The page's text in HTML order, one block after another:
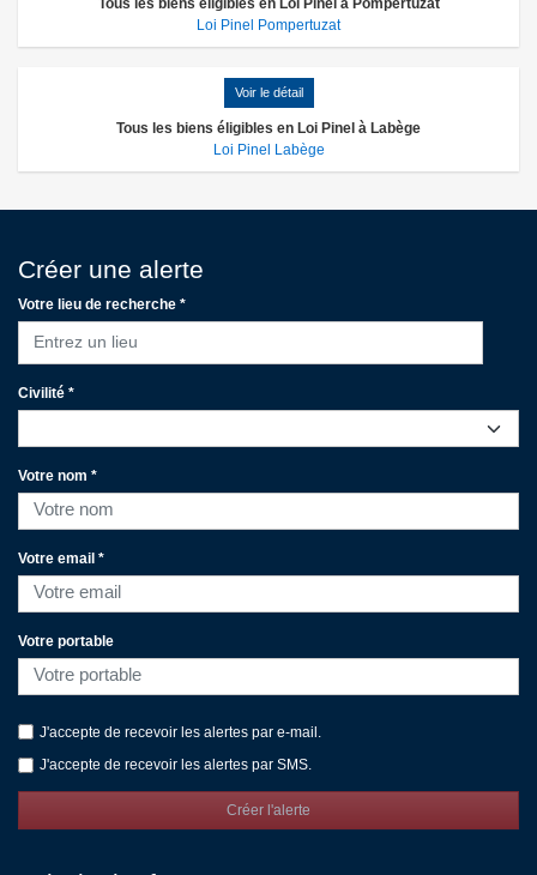
Loi Pinel Pompertuzat
Voir le détail
Tous les biens éligibles en Loi Pinel à Labège
Loi Pinel Labège
Créer une alerte
Votre lieu de recherche *
Entrez un lieu
Civilité *
Votre nom *
Votre email *
Votre portable
J'accepte de recevoir les alertes par e-mail.
J'accepte de recevoir les alertes par SMS.
Créer l'alerte